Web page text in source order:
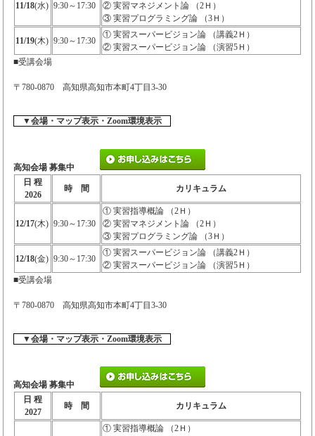
11/18(水) 9:30～17:30
② 実習マネジメント論 （2Ｈ）
③ 実習プログラミング論 （3Ｈ）
11/19(木) 9:30～17:30
① 実習スーパービジョン論 （講義2Ｈ）
② 実習スーパービジョン論 （演習5Ｈ）
■受講会場
〒780-0870 高知県高知市本町4丁目3-30
▼会場・マップ表示・Zoom環境表示
高知会場 募集中
日 程
2026
時 間 カリキュラム
12/17(木) 9:30～17:30
① 実習指導概論 （2Ｈ）
② 実習マネジメント論 （2Ｈ）
③ 実習プログラミング論 （3Ｈ）
12/18(金) 9:30～17:30
① 実習スーパービジョン論 （講義2Ｈ）
② 実習スーパービジョン論 （演習5Ｈ）
■受講会場
〒780-0870 高知県高知市本町4丁目3-30
▼会場・マップ表示・Zoom環境表示
高知会場 募集中
日 程
2027
時 間 カリキュラム
① 実習指導概論 （2Ｈ）